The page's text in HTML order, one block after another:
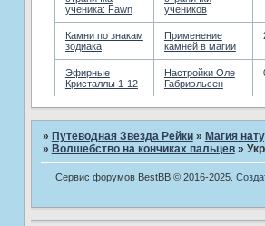
ученика: Fawn
учеников
Камни по знакам
зодиака
Применение
камней в магии
Эфирные
Кристаллы 1-12
­Настройки Оле
Габриэльсен
» Путеводная Звезда Рейки » ­Магия
» Волшебство на кончиках пальцев »
Сервис форумов BestBB © 2016-2025.